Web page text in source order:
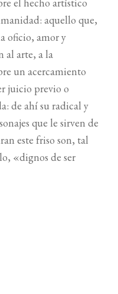
DE LIBROS
aquello que,
oficio, amor y
al arte, a la
un acercamiento
juicio previo o
de ahí su radical y
que le sirven de
este friso son, tal
«dignos de ser